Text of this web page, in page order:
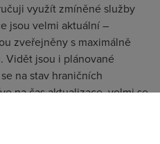
využít zmíněné služby
jsou velmi aktuální –
zveřejněny s maximálně
Vidět jsou i plánované
na stav hraničních
na čas aktualizace, velmi se